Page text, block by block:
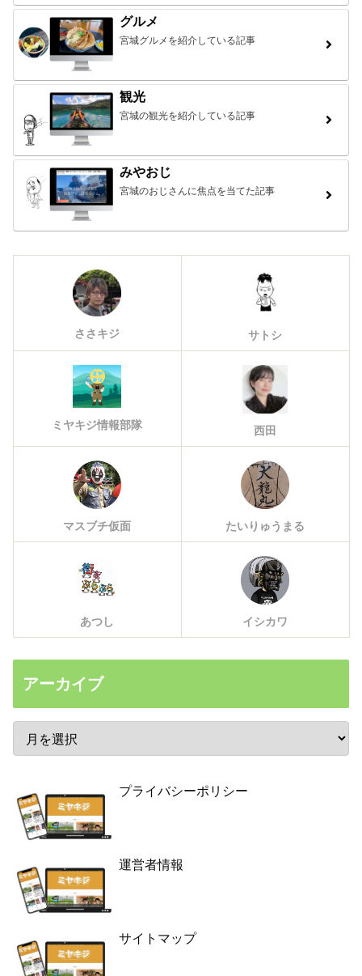
グルメ
宮城グルメを紹介している記事
観光
宮城の観光を紹介している記事
みやおじ
宮城のおじさんに焦点を当てた記事
ささキジ サトシ
ミヤキジ情報部隊 西田
マスブチ仮面 たいりゅうまる
あつし イシカワ
アーカイブ
プライバシーポリシー
運営者情報
サイトマップ